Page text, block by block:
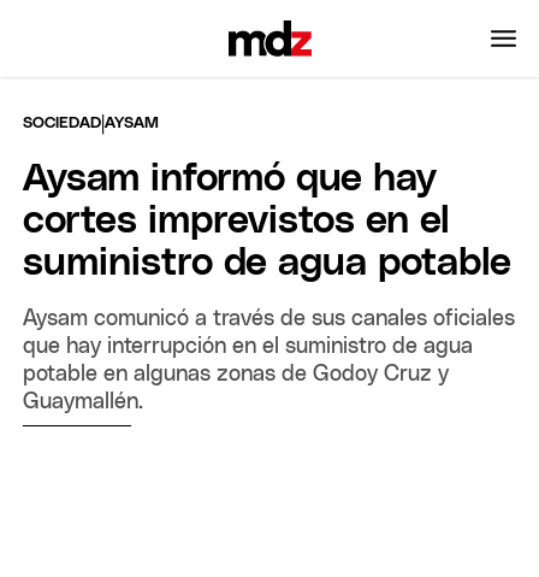
SOCIEDAD |AYSAM
Aysam informó que hay
cortes imprevistos en el
suministro de agua potable
Aysam comunicó a través de sus canales oficiales
que hay interrupción en el suministro de agua
potable en algunas zonas de Godoy Cruz y
Guaymallén.